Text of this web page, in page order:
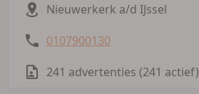
Nieuwerkerk a/d IJssel
0107900130
241 advertenties (241 actief)